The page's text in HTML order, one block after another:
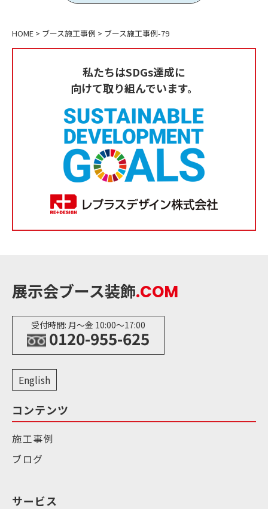
HOME > ブース施工事例 > ブース施工事例-79
私たちはSDGs達成に
向けて取り組んでいます。
展示会ブース装飾.COM
受付時間: 月〜金 10:00〜17:00
0120-955-625
English
コンテンツ
施工事例
ブログ
サービス